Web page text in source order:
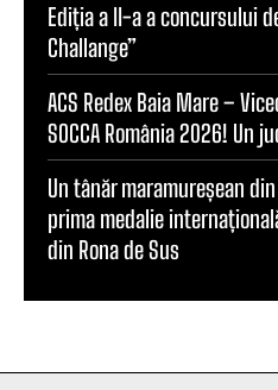
Ediția a II-a a concursului
Challange”
ACS Redex Baia Mare –
SOCCA România 2026! Un
Un tânăr maramureșean
prima medalie
din Rona de Sus